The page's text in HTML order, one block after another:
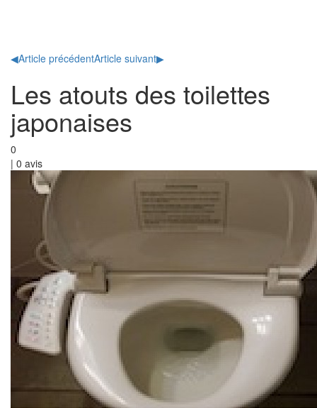
◀Article précédentArticle suivant▶
Les atouts des toilettes
japonaises
0
| 0 avis